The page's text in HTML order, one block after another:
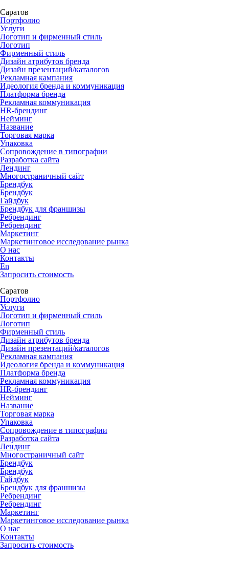
Саратов
Портфолио
Услуги
Логотип и фирменный стиль
Логотип
Фирменный стиль
Дизайн атрибутов бренда
Дизайн презентаций/каталогов
Рекламная кампания
Идеология бренда и коммуникация
Платформа бренда
Рекламная коммуникация
HR-брендинг
Нейминг
Название
Торговая марка
Упаковка
Сопровождение в типографии
Разработка сайта
Лендинг
Многостраничный сайт
Брендбук
Брендбук
Гайдбук
Брендбук для франшизы
Ребрендинг
Ребрендинг
Маркетинг
Маркетинговое исследование рынка
О нас
Контакты
En
Запросить стоимость
Саратов
Портфолио
Услуги
Логотип и фирменный стиль
Логотип
Фирменный стиль
Дизайн атрибутов бренда
Дизайн презентаций/каталогов
Рекламная кампания
Идеология бренда и коммуникация
Платформа бренда
Рекламная коммуникация
HR-брендинг
Нейминг
Название
Торговая марка
Упаковка
Сопровождение в типографии
Разработка сайта
Лендинг
Многостраничный сайт
Брендбук
Брендбук
Гайдбук
Брендбук для франшизы
Ребрендинг
Ребрендинг
Маркетинг
Маркетинговое исследование рынка
О нас
Контакты
Запросить стоимость